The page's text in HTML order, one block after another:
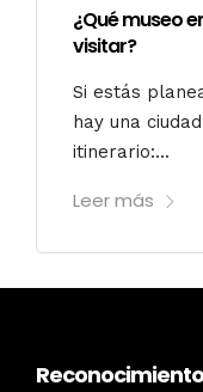
¿Qué museo
visitar?
Si estás
hay una
itinerario:...
Leer más